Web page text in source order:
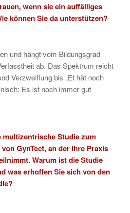
wenn sie ein auffälliges
können Sie da unterstützen?
und hängt vom Bildungsgrad
ab. Das Spektrum reicht
Verzweiflung bis „Et hät noch
Es ist noch immer gut
multizentrische Studie zum
GynTect, an der Ihre Praxis
Warum ist die Studie
was erhoffen Sie sich von den